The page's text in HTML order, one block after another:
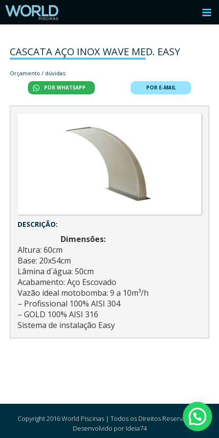
Copyright 2016 World Piscinas | Todos os Direitos Reservados |
Desenvolvido por Ideia74
CASCATA AÇO INOX WAVE MED. EASY
Orçamento / dúvidas:
POR WHATSAPP POR E-MAIL
DESCRIÇÃO:
Dimensões:
Altura: 60cm
Base: 20x54cm
Lâmina d´água: 50cm
Acabamento: Aço Escovado
Vazão ideal motobomba: 9 a 10m³/h
– Profissional 100% AISI 304
– GOLD 100% AISI 316
Sistema de instalação Easy